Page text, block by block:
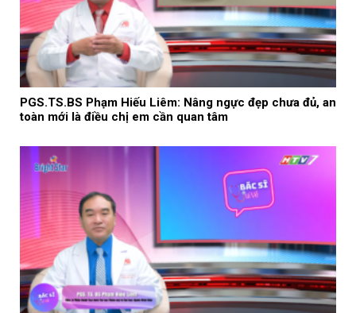
PGS.TS.BS Phạm Hiếu Liêm: Nâng ngực đẹp chưa đủ, an
toàn mới là điều chị em cần quan tâm